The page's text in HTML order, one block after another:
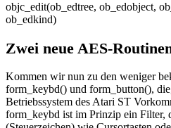
objc_edit(ob_edtree, ob_edobject,
ob_edkind)
Zwei neue AES-
Kommen wir nun zu den weniger
form_keybd() und form_button(),
Betriebssystem des Atari ST
form_keybd ist im Prinzip ein Filter,